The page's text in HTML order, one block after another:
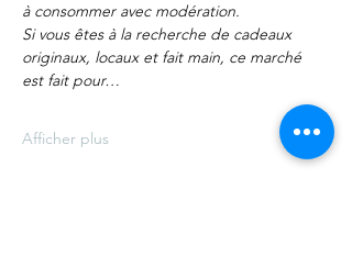
à consommer avec modération.
Si vous êtes à la recherche de cadeaux
originaux, locaux et fait main, ce marché
est fait pour…
Afficher plus